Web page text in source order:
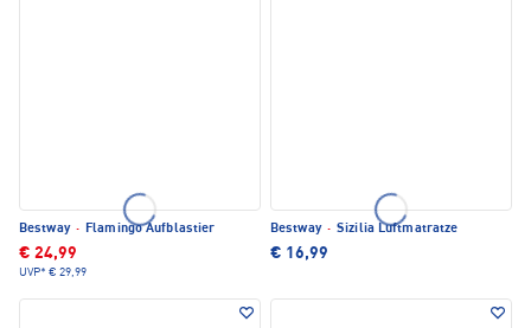
Bestway · Flamingo Aufblastier
€ 24,99
UVP* € 29,99
Bestway · Sizilia Luftmatratze
€ 16,99